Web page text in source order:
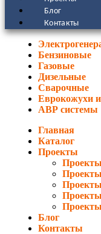
Блог
Контакты
Бензиновые
Газовые
Дизельные
Сварочные
Еврокожухи
АВР системы
Главная
Каталог
Проекты
Блог
Контакты